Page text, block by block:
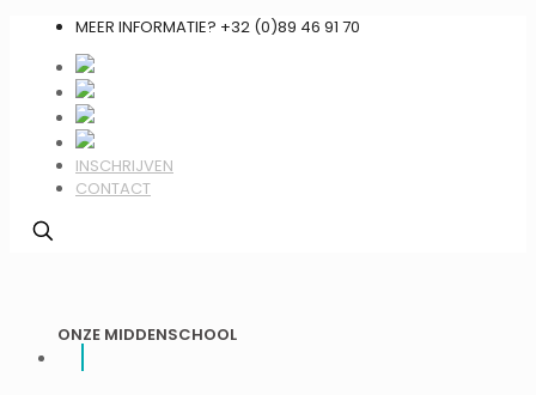
MEER INFORMATIE? +32 (0)89 46 91 70
INSCHRIJVEN
CONTACT
ONZE MIDDENSCHOOL